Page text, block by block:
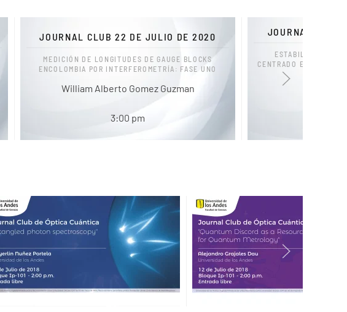
JOURNAL CLUB 22 DE JULIO DE 2020
MEDICIÓN DE LONGITUDES DE GAUGE BLOCKS
ENCOLOMBIA POR INTERFEROMETRÍA: FASE UNO
William Alberto Gomez Guzman
3:00 pm
JOURNAL CLUB
ESTABILIZACIÓN
CENTRADO EN